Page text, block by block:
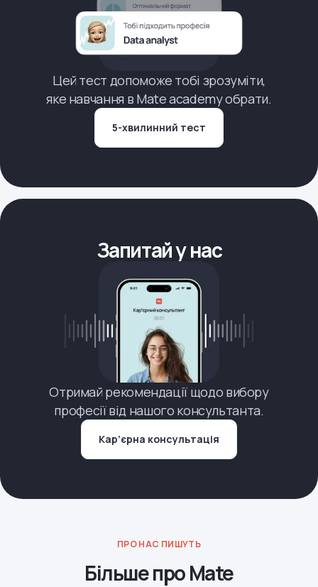
Цей тест допоможе тобі зрозуміти,
яке навчання в Mate academy обрати.
5-хвилинний тест
Запитай у нас
Отримай рекомендації щодо вибору
професії від нашого консультанта.
Кар’єрна консультація
ПРО НАС ПИШУТЬ
Більше про Mate